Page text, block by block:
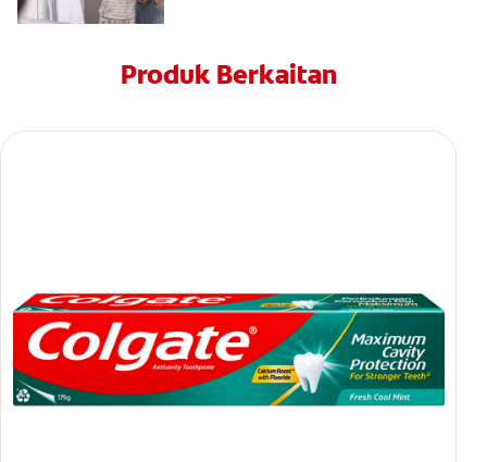
Produk Berkaitan